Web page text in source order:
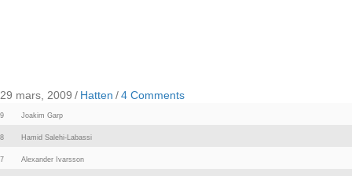
29 mars, 2009 / Hatten /4 Comments
9 Joakim Garp
8 Hamid Salehi-Labassi
7 Alexander Ivarsson